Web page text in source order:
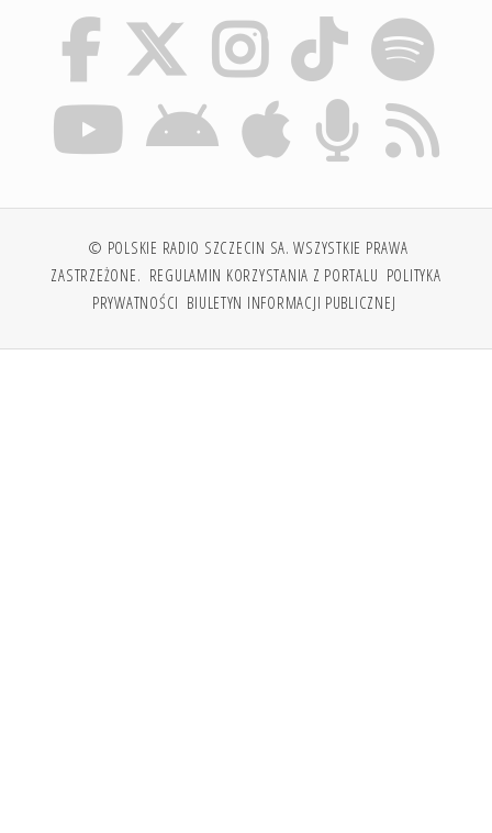
© POLSKIE RADIO SZCZECIN SA. WSZYSTKIE PRAWA
ZASTRZEŻONE. REGULAMIN KORZYSTANIA Z PORTALU POLITYKA
PRYWATNOŚCI BIULETYN INFORMACJI PUBLICZNEJ